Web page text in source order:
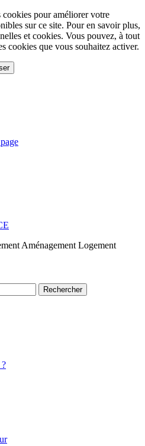
pour améliorer votre
sur ce site. Pour en savoir plus,
et cookies. Vous pouvez, à tout
cookies que vous souhaitez activer.
Aménagement Logement
Rechercher